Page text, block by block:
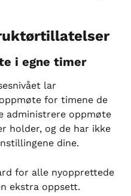
i egne timer
lar
for timene de
administrere oppmøte
holder, og de har ikke
dine.
for alle nyopprettede
ekstra oppsett.